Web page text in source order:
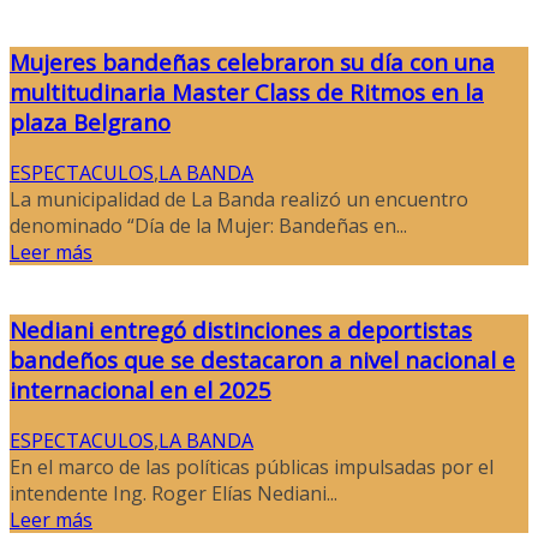
Mujeres bandeñas celebraron su día con una
multitudinaria Master Class de Ritmos en la
plaza Belgrano
ESPECTACULOS,LA BANDA
La municipalidad de La Banda realizó un encuentro
denominado “Día de la Mujer: Bandeñas en...
Leer más
Nediani entregó distinciones a deportistas
bandeños que se destacaron a nivel nacional e
internacional en el 2025
ESPECTACULOS,LA BANDA
En el marco de las políticas públicas impulsadas por el
intendente Ing. Roger Elías Nediani...
Leer más